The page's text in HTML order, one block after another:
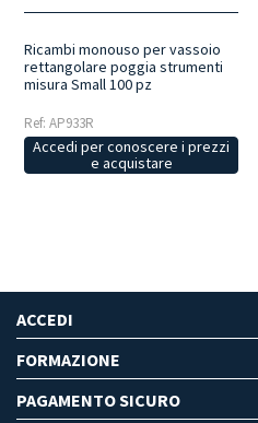
Ricambi monouso per vassoio
rettangolare poggia strumenti
misura Small 100 pz
Ref: AP933R
Accedi per conoscere i prezzi
e acquistare
ACCEDI
FORMAZIONE
PAGAMENTO SICURO